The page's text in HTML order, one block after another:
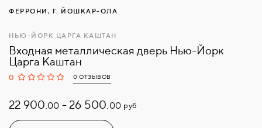
ФЕРРОНИ, Г. ЙОШКАР-ОЛА
НЬЮ-ЙОРК ЦАРГА КАШТАН
Входная металлическая дверь Нью-Йорк
Царга Каштан
0 0 ОТЗЫВОВ
22 900.00 -26 500.00руб